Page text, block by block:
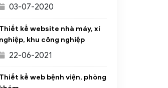
03-07-2020
Thiết kế website nhà máy, xí
nghiệp, khu công nghiệp
22-06-2021
Thiết kế web bệnh viện, phòng